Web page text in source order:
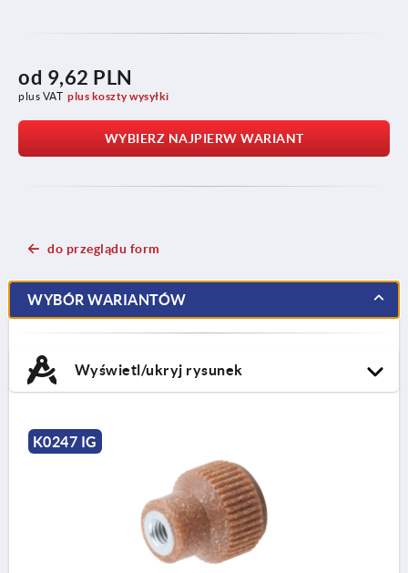
od 9,62 PLN
plus VAT plus koszty wysyłki
WYBIERZ NAJPIERW WARIANT
do przeglądu form
WYBÓR WARIANTÓW
Wyświetl/ukryj rysunek
K0247 IG